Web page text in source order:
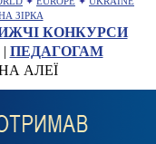
ЗІРКА
КОНКУРСИ
| ПЕДАГОГАМ
АЛЕЇ